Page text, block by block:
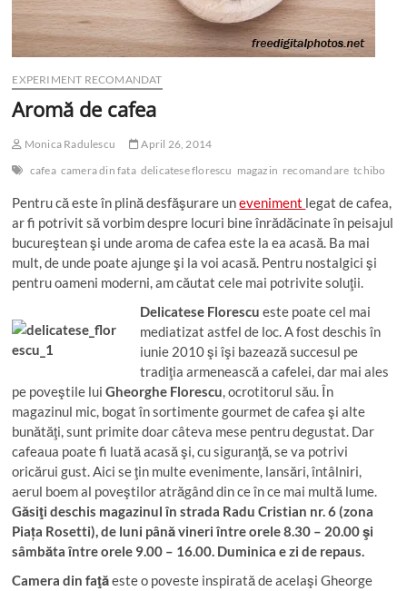
EXPERIMENT RECOMANDAT
Aromă de cafea
Monica Radulescu
April 26, 2014
cafea camera din fata delicatese florescu magazin recomandare tchibo
Pentru că este în plină desfăşurare uneveniment legat de cafea,
ar fi potrivit să vorbim despre locuri bine înrădăcinate în peisajul
bucureştean şi unde aroma de cafea este la ea acasă. Ba mai
mult, de unde poate ajunge şi la voi acasă. Pentru nostalgici şi
pentru oameni moderni, am căutat cele mai potrivite soluţii.
Delicatese Florescu este poate cel mai
mediatizat astfel de loc. A fost deschis în
iunie 2010 şi îşi bazează succesul pe
tradiţia armenească a cafelei, dar mai ales
pe poveştile luiGheorghe Florescu, ocrotitorul său. În
magazinul mic, bogat în sortimente gourmet de cafea şi alte
bunătăţi, sunt primite doar câteva mese pentru degustat. Dar
cafeaua poate fi luată acasă şi, cu siguranţă, se va potrivi
oricărui gust. Aici se ţin multe evenimente, lansări, întâlniri,
aerul boem al poveştilor atrăgând din ce în ce mai multă lume.
Găsiţi deschis magazinul în strada Radu Cristian nr. 6 (zona
Piața Rosetti), de luni până vineri între orele 8.30 – 20.00 şi
sâmbăta între orele 9.00 – 16.00. Duminica e zi de repaus.
Camera din faţăeste o poveste inspirată de acelaşi Gheorge